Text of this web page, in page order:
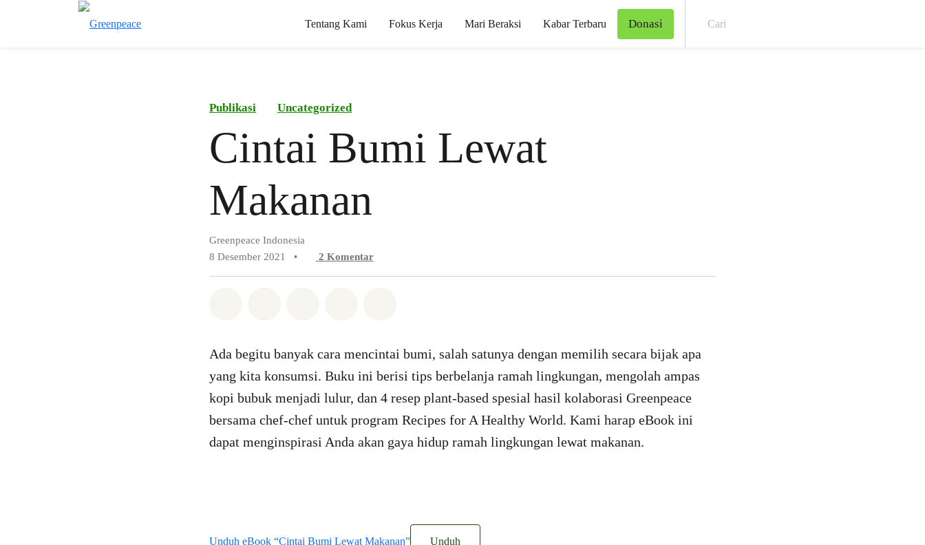
Tentang Kami Fokus Kerja Mari Beraksi Kabar Terbaru Donasi
Publikasi Uncategorized
Cintai Bumi Lewat
Makanan
Greenpeace Indonesia
8 Desember 2021
• 2 Komentar
Ada begitu banyak cara mencintai bumi, salah satunya dengan memilih secara bijak apa
yang kita konsumsi. Buku ini berisi tips berbelanja ramah lingkungan, mengolah ampas
kopi bubuk menjadi lulur, dan 4 resep plant-based spesial hasil kolaborasi Greenpeace
bersama chef-chef untuk program Recipes for A Healthy World. Kami harap eBook ini
dapat menginspirasi Anda akan gaya hidup ramah lingkungan lewat makanan.
Unduh eBook “Cintai Bumi Lewat Makanan” Unduh